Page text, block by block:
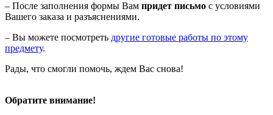
– После заполнения формы Вам придет письмо с условиями
Вашего заказа и разъяснениями.
– Вы можете посмотреть другие готовые работы по этому
предмету.
Рады, что смогли помочь, ждем Вас снова!
Обратите внимание!